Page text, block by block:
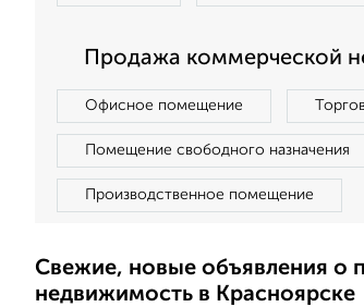
Продажа коммерческой
Офисное помещение
Помещение свободного назначения
Производственное помещение
Свежие, новые объявления о
недвижимость в Красноярске